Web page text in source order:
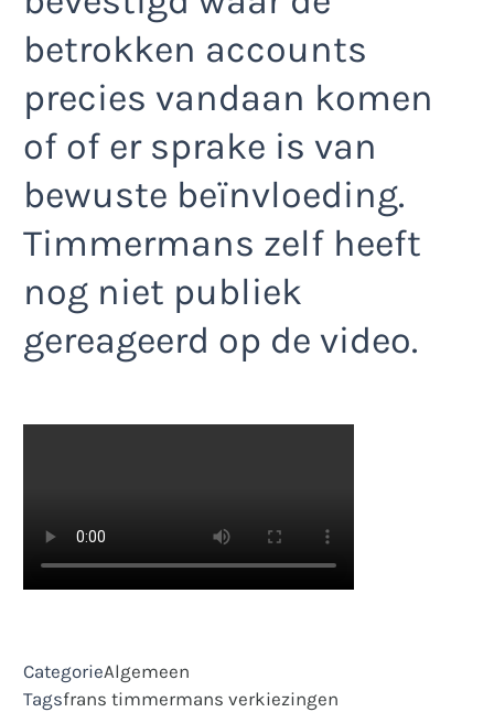
betrokken accounts
precies vandaan komen
of of er sprake is van
bewuste beïnvloeding.
Timmermans zelf heeft
nog niet publiek
gereageerd op de video.
CategorieAlgemeen
Tagsfrans timmermans verkiezingen